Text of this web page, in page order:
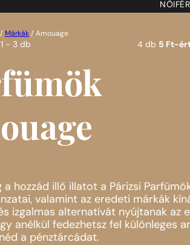
1 - 3 db 4 db 5 Ft-
NŐI
/ Márkák / Amouage
a hozzád illő illatot a Párizsi
valamint az eredeti márkák
izgalmas alternatívát nyújtanak az
anélkül fedezhetsz fel különleges
a pénztárcádat.